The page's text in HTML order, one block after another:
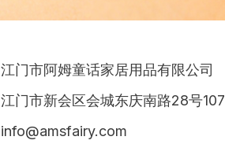
江门市阿姆童话家居用品有限公司
江门市新会区会城东庆南路28号107
info@amsfairy.com